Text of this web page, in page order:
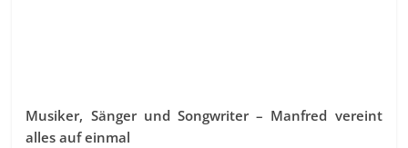
Musiker, Sänger und Songwriter – Manfred vereint
alles auf einmal